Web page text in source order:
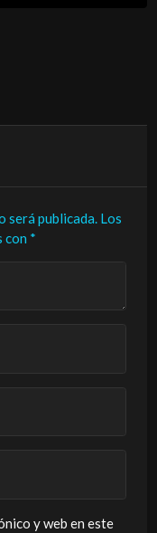
será publicada. Los
con *
y web en este